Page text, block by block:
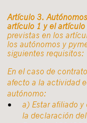
Artículo 3.
artículo 1 y el artículo
previstas en los
los autónomos y
siguientes requisitos:
En el caso de
afecto a la actividad
autónomo:
a) Estar afiliado
la declaración